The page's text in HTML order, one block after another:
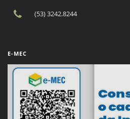
(53) 3242.8244
E-MEC